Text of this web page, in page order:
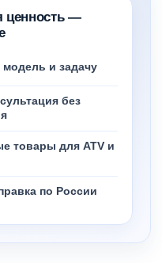
ценность —
и задачу
без
товары для ATV и
по России